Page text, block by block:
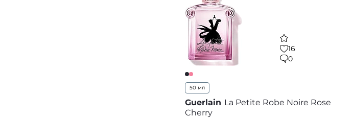
16
0
50 мл
Guerlain La Petite Robe Noire Rose
Cherry